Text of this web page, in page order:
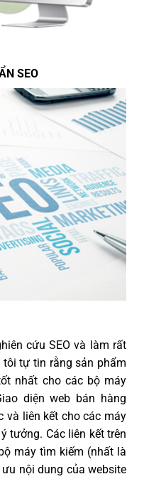
SEO
cứu SEO và làm rất
tôi tự tin rằng sản phẩm
nhất cho các bộ máy
diện web bán hàng
và liên kết cho các máy
tưởng. Các liên kết trên
máy tìm kiếm (nhất là
nội dung của website